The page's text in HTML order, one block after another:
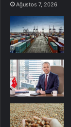
Ağustos 7, 2026